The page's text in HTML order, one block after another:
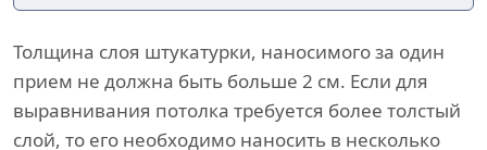
Толщина слоя штукатурки, наносимого за один
прием не должна быть больше 2 см. Если для
выравнивания потолка требуется более толстый
слой, то его необходимо наносить в несколько